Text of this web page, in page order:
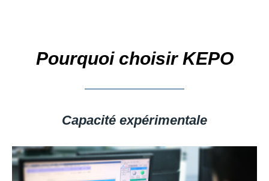
Pourquoi choisir KEPO
Capacité expérimentale